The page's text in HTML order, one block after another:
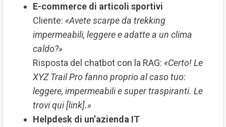
E-commerce di articoli sportivi
Cliente: «Avete scarpe da trekking
impermeabili, leggere e adatte a un clima
caldo?»
Risposta del chatbot con la RAG: «Certo! Le
XYZ Trail Pro fanno proprio al caso tuo:
leggere, impermeabili e super traspiranti. Le
trovi qui [link].»
Helpdesk di un’azienda IT